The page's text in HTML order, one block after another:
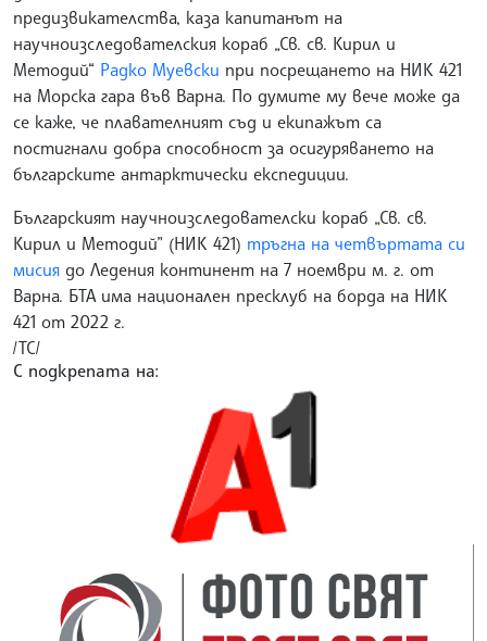
предизвикателства, каза капитанът на
научноизследователския кораб „Св. св. Кирил и
Методий“ Радко Муевски при посрещането на НИК 421
на Морска гара във Варна. По думите му вече може да
се каже, че плавателният съд и екипажът са
постигнали добра способност за осигуряването на
българските антарктически експедиции.
Българският научноизследователски кораб „Св. св.
Кирил и Методий” (НИК 421) тръгна на четвъртата си
мисия до Ледения континент на 7 ноември м. г. от
Варна. БТА има национален пресклуб на борда на НИК
421 от 2022 г.
/ТС/
С подкрепата на: